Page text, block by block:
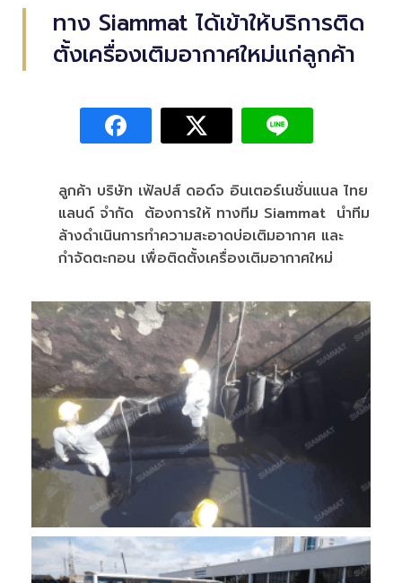
ทาง Siammat ได้เข้าให้บริการติด
ตั้งเครื่องเติมอากาศใหม่แก่ลูกค้า
ลูกค้า บริษัท เฟ้ลปส์ ดอด์จ อินเตอร์เนชั่นแนล ไทย
แลนด์ จำกัด ต้องการให้ ทางทีม Siammat นำทีม
ล้างดำเนินการทำความสะอาดบ่อเติมอากาศ และ
กำจัดตะกอน เพื่อติดตั้งเครื่องเติมอากาศใหม่